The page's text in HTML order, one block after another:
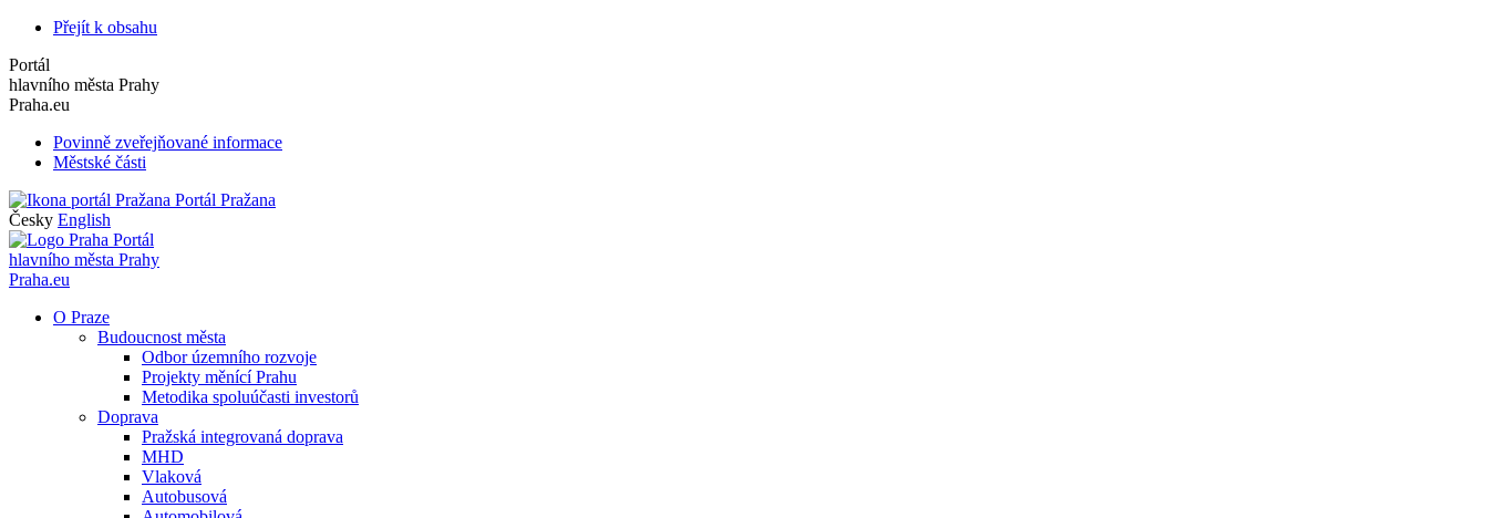
Přejít k obsahu
Portál
hlavního města Prahy
Praha.eu
Povinně zveřejňované informace
Městské části
Portál Pražana
Česky English
Portál
hlavního města Prahy
Praha.eu
O Praze
Budoucnost města
Odbor územního rozvoje
Projekty měnící Prahu
Metodika spoluúčasti investorů
Doprava
Pražská integrovaná doprava
MHD
Vlaková
Autobusová